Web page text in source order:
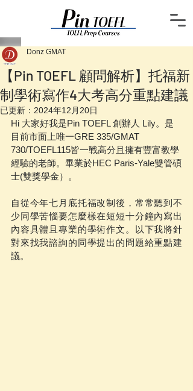
【Pin TOEFL 顧問解析】托福新
制學術寫作4大考高分重點建議
Donz GMAT
已更新： 2024年12月20日
Hi 大家好我是Pin TOEFL 創辦人 Lily。是
目前市面上唯一GRE 335/GMAT
730/TOEFL115皆一戰高分且擁有豐富教學
經驗的老師。畢業於HEC Paris-Yale雙管碩
士(雙獎學金）。
自從今年七月底托福改制後，常常聽到不
少同學苦惱要怎麼樣在短短十分鐘內寫出
內容具體且專業的學術作文。以下我將針
對來找我諮詢的同學提出的問題給重點建
議。